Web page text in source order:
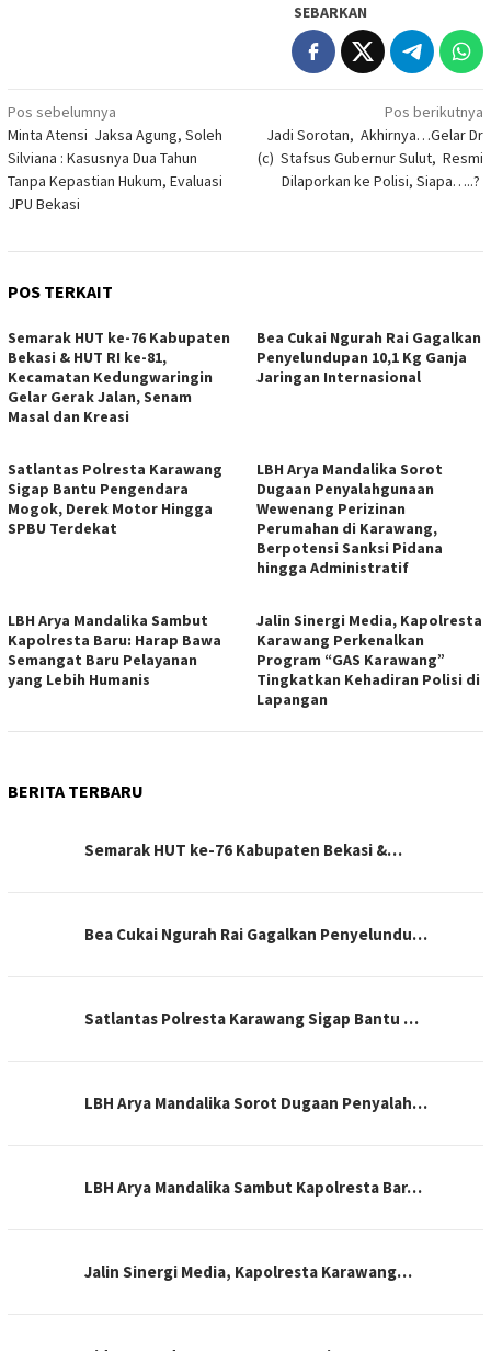
SEBARKAN
Navigasi
pos
Pos sebelumnya
Minta Atensi Jaksa Agung, Soleh
Silviana : Kasusnya Dua Tahun
Tanpa Kepastian Hukum, Evaluasi
JPU Bekasi
Pos berikutnya
Jadi Sorotan, Akhirnya…Gelar Dr
(c) Stafsus Gubernur Sulut, Resmi
Dilaporkan ke Polisi, Siapa…..?
POS TERKAIT
Semarak HUT ke-76 Kabupaten
Bekasi & HUT RI ke-81,
Kecamatan Kedungwaringin
Gelar Gerak Jalan, Senam
Masal dan Kreasi
Bea Cukai Ngurah Rai Gagalkan
Penyelundupan 10,1 Kg Ganja
Jaringan Internasional
Satlantas Polresta Karawang
Sigap Bantu Pengendara
Mogok, Derek Motor Hingga
SPBU Terdekat
LBH Arya Mandalika Sorot
Dugaan Penyalahgunaan
Wewenang Perizinan
Perumahan di Karawang,
Berpotensi Sanksi Pidana
hingga Administratif
LBH Arya Mandalika Sambut
Kapolresta Baru: Harap Bawa
Semangat Baru Pelayanan
yang Lebih Humanis
Jalin Sinergi Media, Kapolresta
Karawang Perkenalkan
Program “GAS Karawang”
Tingkatkan Kehadiran Polisi di
Lapangan
BERITA TERBARU
Semarak HUT ke-76 Kabupaten Bekasi &…
Bea Cukai Ngurah Rai Gagalkan Penyelundu…
Satlantas Polresta Karawang Sigap Bantu …
LBH Arya Mandalika Sorot Dugaan Penyalah…
LBH Arya Mandalika Sambut Kapolresta Bar…
Jalin Sinergi Media, Kapolresta Karawang…